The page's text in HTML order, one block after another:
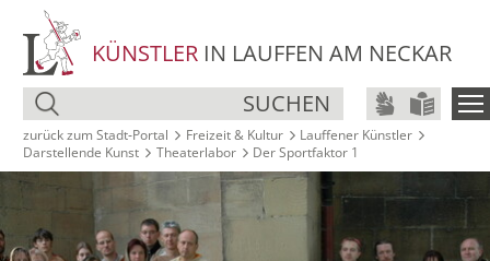
KÜNSTLER IN LAUFFEN AM NECKAR
SUCHEN
zurück zum Stadt‑Portal Freizeit & Kultur
Lauffener Künstler
Darstellende Kunst
Theaterlabor Der Sportfaktor 1